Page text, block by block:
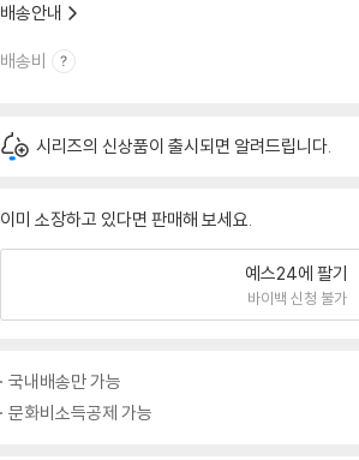
배송안내
배송비
시리즈의 신상품이 출시되면 알려드립니다.
이미 소장하고 있다면 판매해 보세요.
예스24에 팔기
바이백 신청 불가
국내배송만 가능
문화비소득공제 가능